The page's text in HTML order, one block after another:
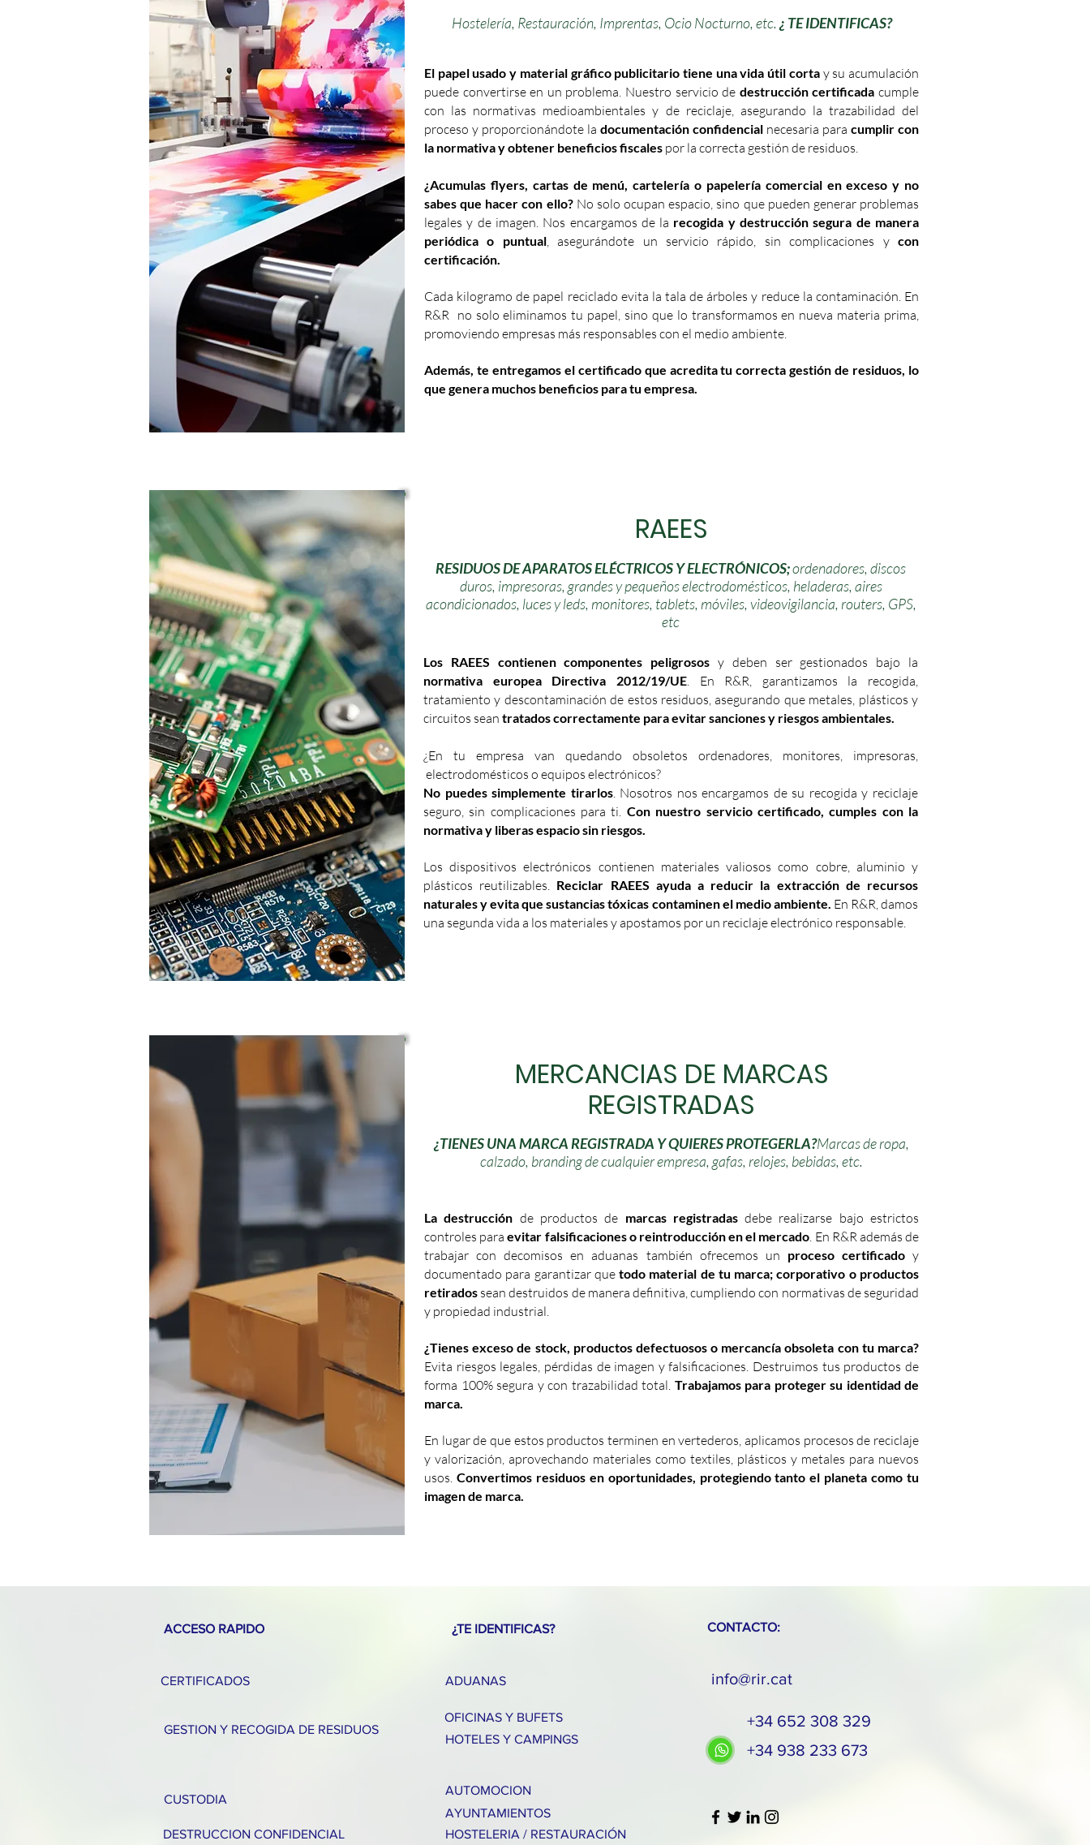
Hostelería, Restauración, Imprentas, Ocio Nocturno, etc. ¿ TE IDENTIFICAS?​
El papel usado y material gráfico publicitario tiene una vida útil corta y su acumulación
puede convertirse en un problema. Nuestro servicio de destrucción certificadacumple
con las normativas medioambientales y de reciclaje, asegurando la trazabilidad del
proceso y proporcionándote la documentación confidencial necesaria para cumplir con
la normativa y obtener beneficios fiscales por la correcta gestión de residuos.
¿Acumulas flyers, cartas de menú, cartelería o papelería comercial en exceso y no
sabes que hacer con ello?No solo ocupan espacio, sino que pueden generar problemas
legales y de imagen. Nos encargamos de la recogida y destrucción segura de manera
periódica o puntual, asegurándote un servicio rápido, sin complicaciones ycon
certificación.
Cada kilogramo de papel reciclado evita la tala de árboles y reduce la contaminación. En
R&R no solo eliminamos tu papel, sino que lo transformamos en nueva materia prima,
promoviendo empresas más responsables con el medio ambiente.
Además, te entregamos el certificado que acredita tu correcta gestión de residuos, lo
que genera muchos beneficios para tu empresa.
RAEES
RESIDUOS DE APARATOS ELÉCTRICOS Y ELECTRÓNICOS;ordenadores, discos
duros, impresoras, grandes y pequeños electrodomésticos, heladeras, aires
acondicionados, luces y leds, monitores, tablets, móviles, videovigilancia, routers, GPS,
etc
Los RAEES contienen componentes peligrosos y deben ser gestionados bajo la
normativa europea Directiva 2012/19/UE. En R&R, garantizamos la recogida,
tratamiento y descontaminación de estos residuos, asegurando que metales, plásticos y
circuitos sean tratados correctamente para evitar sanciones y riesgos ambientales.
¿En tu empresa van quedando obsoletos ordenadores, monitores, impresoras,
electrodomésticos o equipos electrónicos?
No puedes simplemente tirarlos. Nosotros nos encargamos de su recogida y reciclaje
seguro, sin complicaciones para ti. Con nuestro servicio certificado, cumples con la
normativa y liberas espacio sin riesgos.
Los dispositivos electrónicos contienen materiales valiosos como cobre, aluminio y
plásticos reutilizables. Reciclar RAEES ayuda a reducir la extracción de recursos
naturales y evita que sustancias tóxicas contaminen el medio ambiente. En R&R, damos
una segunda vida a los materiales y apostamos por un reciclaje electrónico responsable.
MERCANCIAS DE MARCAS
REGISTRADAS
¿TIENES UNA MARCA REGISTRADA Y QUIERES PROTEGERLA?Marcas de ropa,
calzado, branding de cualquier empresa, gafas, relojes, bebidas, etc.
La destrucción de productos de marcas registradasdebe realizarse bajo estrictos
controles paraevitar falsificaciones o reintroducción en el mercado. En R&R además de
trabajar con decomisos en aduanas también ofrecemos un proceso certificadoy
documentado para garantizar quetodo material de tu marca; corporativo o productos
retirados sean destruidos de manera definitiva, cumpliendo con normativas de seguridad
y propiedad industrial.
¿Tienes exceso de stock, productos defectuosos o mercancía obsoleta con tu marca?
Evita riesgos legales, pérdidas de imagen y falsificaciones. Destruimos tus productos de
forma 100% segura y con trazabilidad total. Trabajamos para proteger su identidad de
marca.
En lugar de que estos productos terminen en vertederos, aplicamos procesos de reciclaje
y valorización, aprovechando materiales como textiles, plásticos y metales para nuevos
usos. Convertimos residuos en oportunidades, protegiendo tanto el planeta como tu
imagen de marca.
ACCESO RAPIDO
CERTIFICADOS
GESTION Y RECOGIDA DE RESIDUOS
CUSTODIA
DESTRUCCION CONFIDENCIAL
¿TE IDENTIFICAS?
ADUANAS
OFICINAS Y BUFETS
HOTELES Y CAMPINGS
AUTOMOCION
AYUNTAMIENTOS
HOSTELERIA / RESTAURACIÓN
CONTACTO:
info@rir.cat
+34 652 308 329
+34 938 233 673